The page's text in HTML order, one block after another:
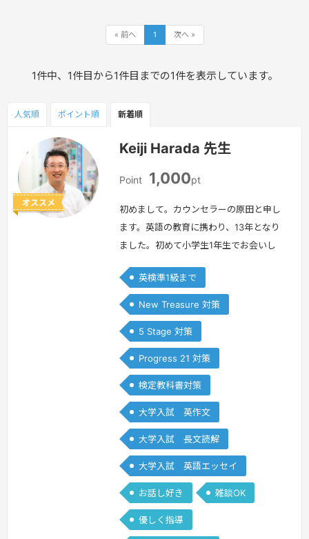
« 前へ 1 次へ »
1件中、1件目から1件目までの1件を表示しています。
人気順 ポイント順 新着順
オススメ
Keiji Harada 先生
Point 1,000pt
初めまして。カウンセラーの原田と申し
ます。英語の教育に携わり、13年となり
ました。初めて小学生1年生でお会いし
生となりました。お子様の成長を共に歩
むことができるこのお仕事が大好きで
す。英語をとりまく環境は年々変化しつ
つあります。特にここ数年は大学入試へ
の4技能試験の導入検討や、学指導要領
の変更による小学生からの英語教科の導
入など、目まぐるしい変化が起こってい
ます… 続きを見る »
英検準1級まで
New Treasure 対策
5 Stage 対策
Progress 21 対策
検定教科書対策
大学入試 英作文
大学入試 長文読解
大学入試 英語エッセイ
お話し好き 雑談OK
優しく指導